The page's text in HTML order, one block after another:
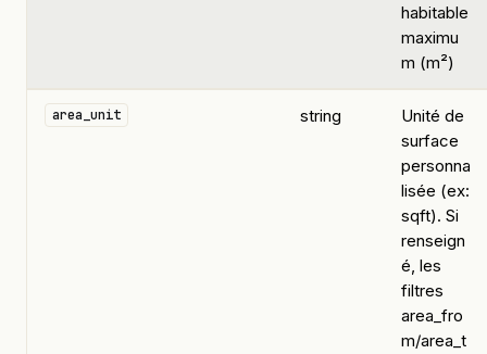
habitable
maximu
m (m²)
area_unit string
Unité de
surface
personna
lisée (ex:
sqft). Si
renseign
é, les
filtres
area_fro
m/area_t